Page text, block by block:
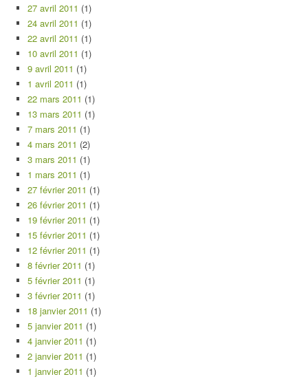
27 avril 2011 (1)
24 avril 2011 (1)
22 avril 2011 (1)
10 avril 2011 (1)
9 avril 2011 (1)
1 avril 2011 (1)
22 mars 2011 (1)
13 mars 2011 (1)
7 mars 2011 (1)
4 mars 2011 (2)
3 mars 2011 (1)
1 mars 2011 (1)
27 février 2011 (1)
26 février 2011 (1)
19 février 2011 (1)
15 février 2011 (1)
12 février 2011 (1)
8 février 2011 (1)
5 février 2011 (1)
3 février 2011 (1)
18 janvier 2011 (1)
5 janvier 2011 (1)
4 janvier 2011 (1)
2 janvier 2011 (1)
1 janvier 2011 (1)